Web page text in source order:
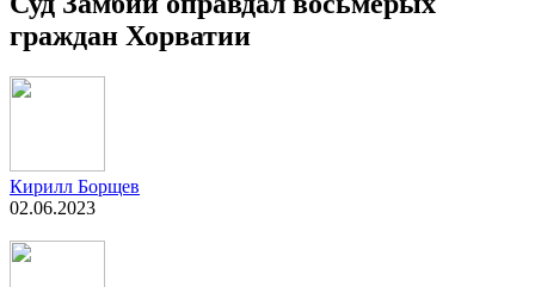
граждан Хорватии
Кирилл Борщев
02.06.2023